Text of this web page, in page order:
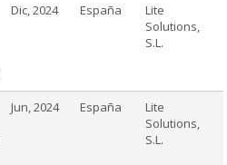
Dic, 2024 España
Lite
Solutions,
S.L.
Jun, 2024 España
Lite
Solutions,
S.L.